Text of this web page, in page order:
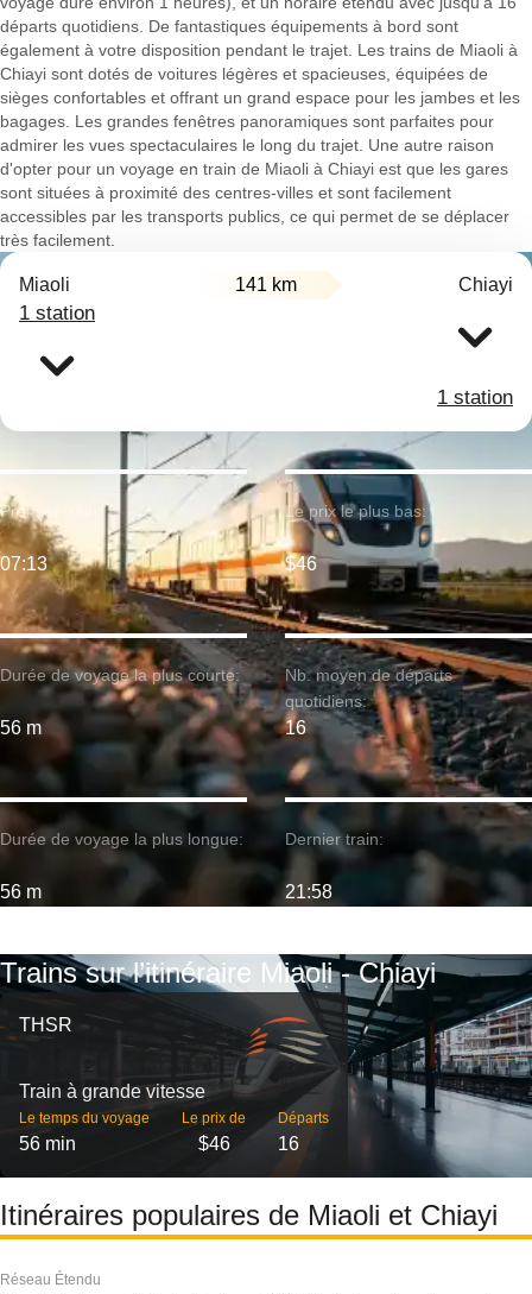
départs quotidiens. De fantastiques équipements à bord sont
également à votre disposition pendant le trajet. Les trains de Miaoli à
Chiayi sont dotés de voitures légères et spacieuses, équipées de
sièges confortables et offrant un grand espace pour les jambes et les
bagages. Les grandes fenêtres panoramiques sont parfaites pour
admirer les vues spectaculaires le long du trajet. Une autre raison
d'opter pour un voyage en train de Miaoli à Chiayi est que les gares
sont situées à proximité des centres-villes et sont facilement
accessibles par les transports publics, ce qui permet de se déplacer
très facilement.
Miaoli 141 km Chiayi
1 station
1 station
Durée de voyage la plus courte:
56 m
Premier train:
07:13
Durée de voyage la plus longue:
56 m
Le prix le plus bas:
$46
Nb. moyen de départs
quotidiens:
16
Dernier train:
21:58
Trains sur l’itinéraire Miaoli - Chiayi
THSR
Train à grande vitesse
Le temps du voyage
56 min
Le prix de
$46
Départs
16
Itinéraires populaires de Miaoli et Chiayi
Réseau Étendu